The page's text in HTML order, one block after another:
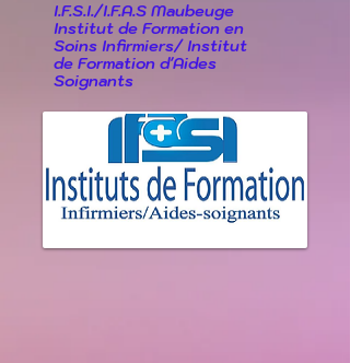
I.F.S.I./I.F.A.S Maubeuge
Institut de Formation en
Soins Infirmiers/ Institut
de Formation d'Aides
Soignants